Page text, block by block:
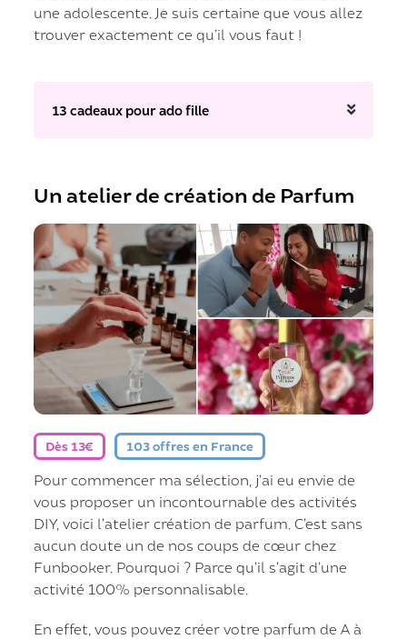
une adolescente. Je suis certaine que vous allez
trouver exactement ce qu’il vous faut !
13 cadeaux pour ado fille
Un atelier de création de Parfum
Dès 13€ 103 offres en France
Pour commencer ma sélection, j’ai eu envie de
vous proposer un incontournable des activités
DIY, voici l’atelier création de parfum. C’est sans
aucun doute un de nos coups de cœur chez
Funbooker. Pourquoi ? Parce qu’il s’agit d’une
activité 100% personnalisable.
En effet, vous pouvez créer votre parfum de A à